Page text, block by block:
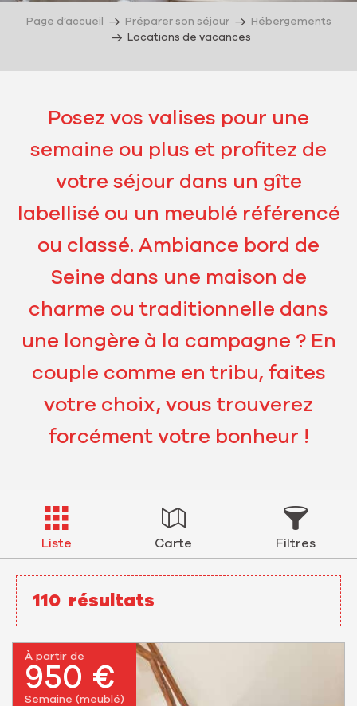
Page d’accueil Préparer son séjour
Hébergements
Locations de vacances
Posez vos valises pour une
semaine ou plus et profitez de
votre séjour dans un gîte
labellisé ou un meublé référencé
ou classé. Ambiance bord de
Seine dans une maison de
charme ou traditionnelle dans
une longère à la campagne ? En
couple comme en tribu, faites
votre choix, vous trouverez
forcément votre bonheur !
Liste Carte Filtres
110 résultats
À partir de
950 €
Semaine (meublé)